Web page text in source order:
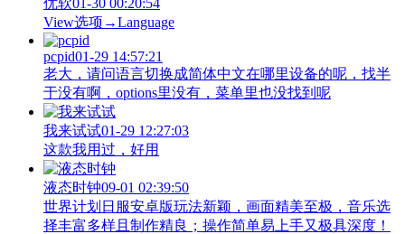
View‌选项→Language
pcpid01-29 14:57:21
老大，请问语言切换成简体中文在哪里设备的呢，找半
于没有啊，options里没有，菜单里也没找到呢
我来试试01-29 12:27:03
这款我用过，好用
液态时钟09-01 02:39:50
世界计划日服安卓版玩法新颖，画面精美至极，音乐选
择丰富多样且制作精良；操作简单易上手又极具深度！